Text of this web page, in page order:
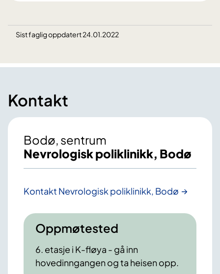
Sist faglig oppdatert 24.01.2022
Kontakt
Bodø, sentrum
Nevrologisk poliklinikk, Bodø
Kontakt Nevrologisk poliklinikk, Bodø
Oppmøtested
6. etasje i K-fløya - gå inn
hovedinngangen og ta heisen opp.